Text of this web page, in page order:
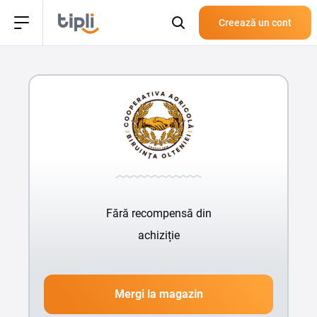
Creează un cont
Fără recompensă din
achiziție
Mergi la magazin